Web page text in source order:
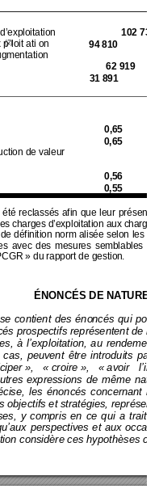
tation 102 736
p loit ati on
(2) 94 810
ation
62 919
31 891
0,65
0,65
de valeur
0,56
0,55
reclassés afin que leur présentat
charges d’exploitation aux charges
définition norm alisée selon les
avec des mesures semblables
» du rapport de gestion.
ÉNONCÉS DE NATURE
contient des énoncés qui pou
s prospectifs représentent de
à l’exploitation, au rendemen
cas, peuvent être introduits par
», « croire », « avoir
expressions de même
les énoncés concernant
objectifs et stratégies, re
y compris en ce qui a trait à
perspectives et aux
considère ces hypothèses